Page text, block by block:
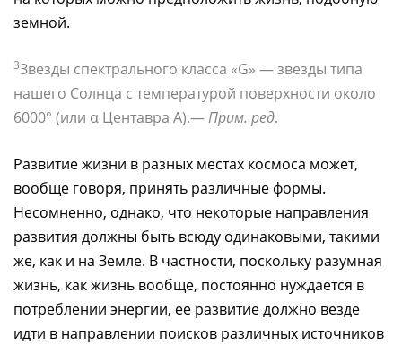
земной.
3Звезды спектрального класса «G» — звезды типа
нашего Солнца с температурой поверхности около
6000° (или α Центавра А).—Прим. ред.
Развитие жизни в разных местах космоса может,
вообще говоря, принять различные формы.
Несомненно, однако, что некоторые направления
развития должны быть всюду одинаковыми, такими
же, как и на Земле. В частности, поскольку разумная
жизнь, как жизнь вообще, постоянно нуждается в
потреблении энергии, ее развитие должно везде
идти в направлении поисков различных источников